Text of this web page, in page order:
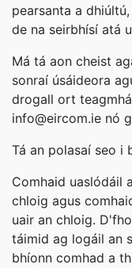
pearsanta a
de na seirbhísí atá
Má tá aon cheist
sonraí úsáideora
drogall ort
info@eircom.ie nó
Tá an polasaí seo i
Comhaid uaslódáil
chloig agus
uair an chloig.
táimid ag logáil an
bhíonn comhad a